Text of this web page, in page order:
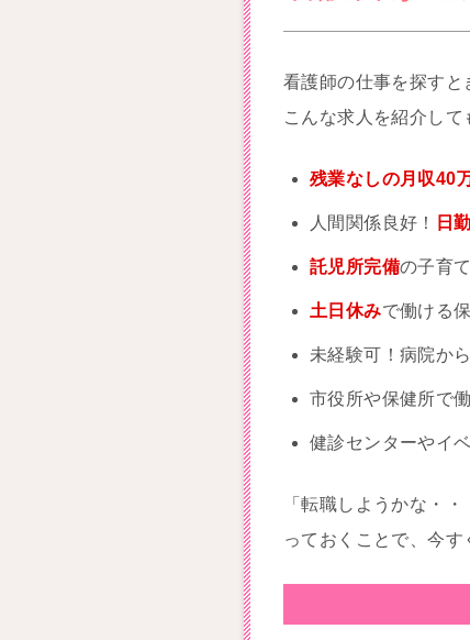
看護師の仕事を探すと
こんな求人を紹介して
残業なしの月収40
人間関係良好！ 日
託児所完備の子育
土日休みで働ける
未経験可！病院から
市役所や保健所で働
健診センターやイ
「転職しようかな・
っておくことで、今す